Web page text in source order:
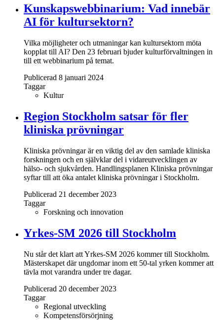
Kunskapswebbinarium: Vad innebär
AI för kultursektorn?
Vilka möjligheter och utmaningar kan kultursektorn möta
kopplat till AI? Den 23 februari bjuder kulturförvaltningen in
till ett webbinarium på temat.
Publicerad 8 januari 2024
Taggar
Kultur
Region Stockholm satsar för fler
kliniska prövningar
Kliniska prövningar är en viktig del av den samlade kliniska
forskningen och en självklar del i vidareutvecklingen av
hälso- och sjukvården. Handlingsplanen Kliniska prövningar
syftar till att öka antalet kliniska prövningar i Stockholm.
Publicerad 21 december 2023
Taggar
Forskning och innovation
Yrkes-SM 2026 till Stockholm
Nu står det klart att Yrkes-SM 2026 kommer till Stockholm.
Mästerskapet där ungdomar inom ett 50-tal yrken kommer att
tävla mot varandra under tre dagar.
Publicerad 20 december 2023
Taggar
Regional utveckling
Kompetensförsörjning